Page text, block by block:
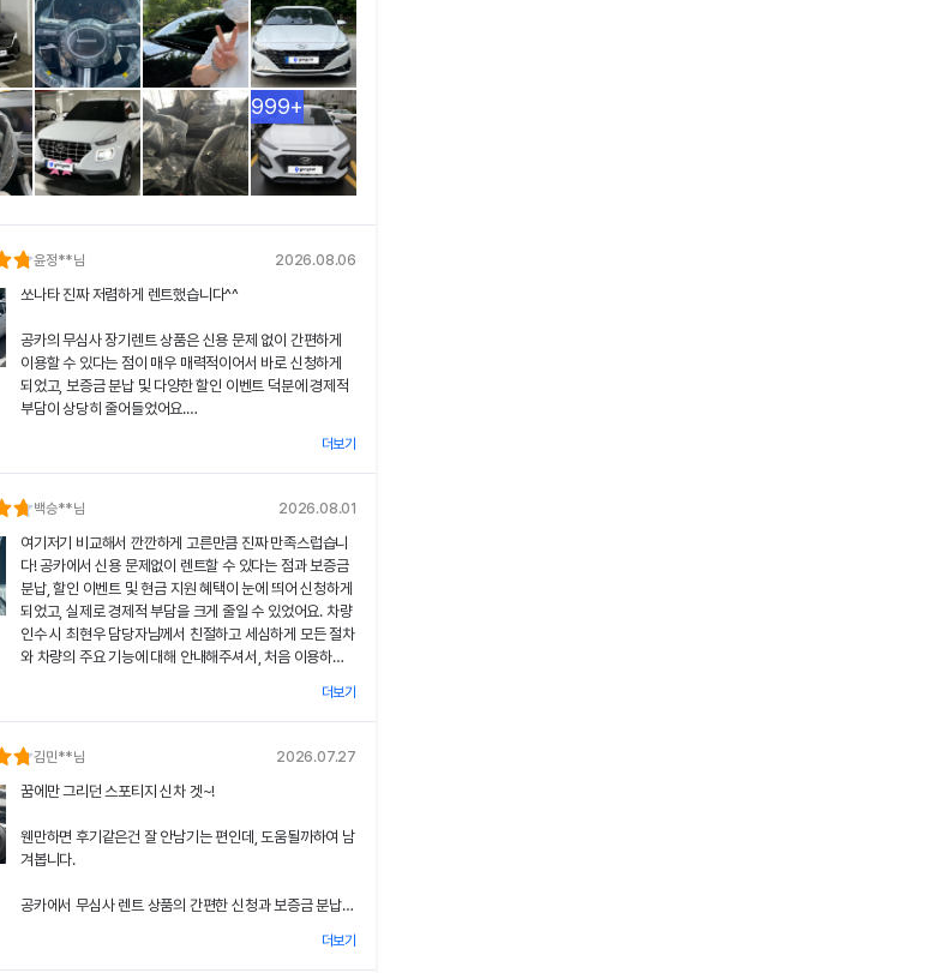
999+
윤정**님 2026.08.06
쏘나타 진짜 저렴하게 렌트했습니다^^
공카의 무심사 장기렌트 상품은 신용 문제 없이 간편하게
이용할 수 있다는 점이 매우 매력적이어서 바로 신청하게
되었고, 보증금 분납 및 다양한 할인 이벤트 덕분에 경제적
부담이 상당히 줄어들었어요.
차량 인수 시 장민혁 담당자님께서 친절하고 꼼꼼하게 신차
의 상태와 각종 기능에 대해 설명해주셔서, 처음 이용하는
분들도 부담 없이 서비스를 체험할 수 있었어요.
공카의 본부 직거래 시스템으로 중간 마진 없이 합리적인
렌트료를 제공받았고, 즉시 출고되는 신차 덕분에 긴급 상
황에서도 차질 없이 차량을 이용할 수 있었던 점이 특히 인
상 깊었어요.
쏘나타의 세련된 디자인과 최신 편의 기능, 그리고 안전 장
치에 대한 세심한 관리가 직접 눈으로 확인되면서 전체적인
다시 이용하고 싶은 강력한 동기가 되었어요.
돋보여 제게 잊지 못할 기억으로 남았으며, 이 만족스러운
더보기
백승**님 2026.08.01
여기저기 비교해서 깐깐하게 고른만큼 진짜 만족스럽습니
다! 공카에서 신용 문제없이 렌트할 수 있다는 점과 보증금
분납, 할인 이벤트 및 현금 지원 혜택이 눈에 띄어 신청하게
되었고, 실제로 경제적 부담을 크게 줄일 수 있었어요. 차량
인수 시 최현우 담당자님께서 친절하고 세심하게 모든 절차
와 차량의 주요 기능에 대해 안내해주셔서, 처음 이용하는
공카의 본부 직거래 시스템 덕분에 렌트료가 매우 합리적으
로 책정되었고, 필요할 때마다 즉시 출고되는 신차 시스템
은 제 일정에 맞춰 안정적으로 차량을 이용할 수 있도록 도
와주었어요.
쏘나타의 우아한 디자인과 최신 편의 기능, 그리고 안전장
치에 대한 상세한 설명은 제 기대 이상이었으며, 전 과정에
어요.
더보기
김민**님 2026.07.27
꿈에만 그리던 스포티지 신차 겟~!
웬만하면 후기같은건 잘 안남기는 편인데, 도움될까하여 남
겨봅니다.
공카에서 무심사 렌트 상품의 간편한 신청과 보증금 분납,
더보기